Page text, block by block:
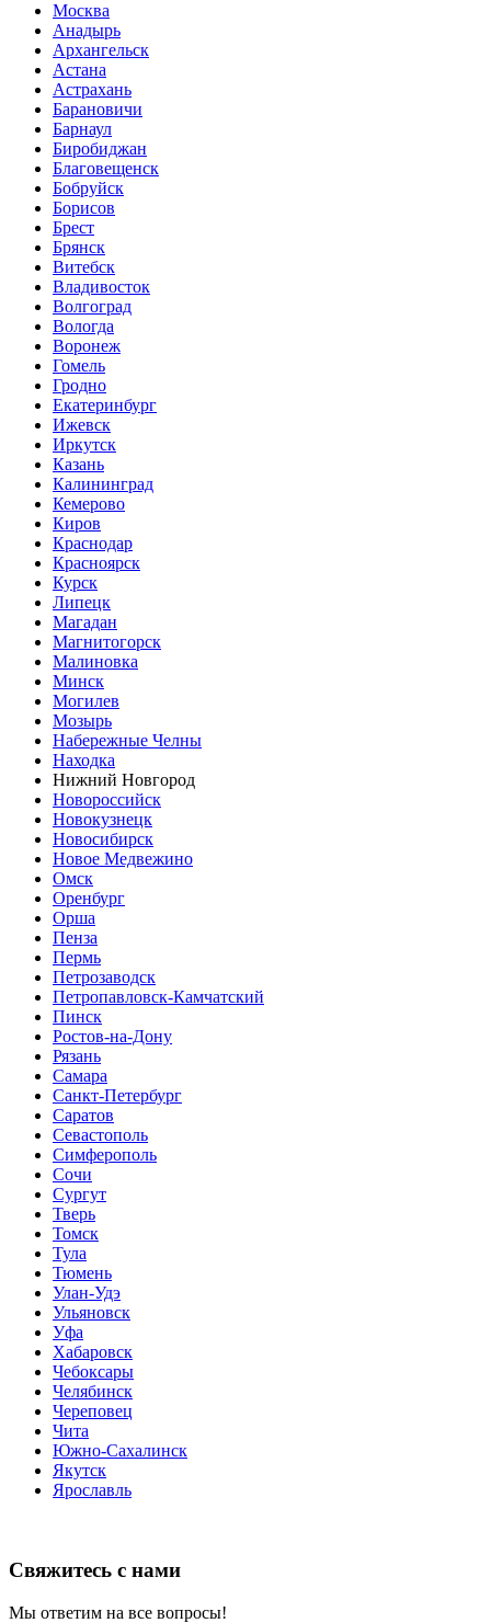
Москва
Анадырь
Архангельск
Астана
Астрахань
Барановичи
Барнаул
Биробиджан
Благовещенск
Бобруйск
Борисов
Брест
Брянск
Витебск
Владивосток
Волгоград
Вологда
Воронеж
Гомель
Гродно
Екатеринбург
Ижевск
Иркутск
Казань
Калининград
Кемерово
Киров
Краснодар
Красноярск
Курск
Липецк
Магадан
Магнитогорск
Малиновка
Минск
Могилев
Мозырь
Набережные Челны
Находка
Нижний Новгород
Новороссийск
Новокузнецк
Новосибирск
Новое Медвежино
Омск
Оренбург
Орша
Пенза
Пермь
Петрозаводск
Петропавловск-Камчатский
Пинск
Ростов-на-Дону
Рязань
Самара
Санкт-Петербург
Саратов
Севастополь
Симферополь
Сочи
Сургут
Тверь
Томск
Тула
Тюмень
Улан-Удэ
Ульяновск
Уфа
Хабаровск
Чебоксары
Челябинск
Череповец
Чита
Южно-Сахалинск
Якутск
Ярославль
Свяжитесь с нами
Мы ответим на все вопросы!